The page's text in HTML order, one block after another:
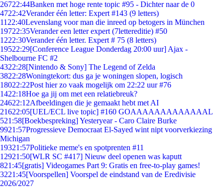
26722:44Banken met hoge rente topic #95 - Dichter naar de 0
4722:42Verander één letter: Expert #143 (9 letters)
11 22:40Levenslang voor man die inreed op betogers in München
19722:35Verander een letter expert (7lettereditie) #50
1222:30Verander één letter. Expert # 75 (8 letters)
19522:29[Conference League Donderdag 20:00 uur] Ajax -
Shelbourne FC #2
4322:28[Nintendo & Sony] The Legend of Zelda
3822:28Woningtekort: dus ga je woningen slopen, logisch
18022:22Post hier zo vaak mogelijk om 22:22 uur #76
1422:18Hoe ga jij om met een relatiebreuk?
24622:12Afbeeldingen die je gemaakt hebt met AI
21622:05[UEL/ECL live topic] #160 GOAAAAAAAAAAAAAL
521:58[Boekbespreking] Yesteryear - Caro Claire Burke
9921:57Progressieve Democraat El-Sayed wint nipt voorverkiezing
Michigan
19321:57Politieke meme's en spotprenten #11
12921:50[WLR SC #417] Nieuw deel openen was kaputt
821:45[gratis] Videogames Part 9: Gratis en free-to-play games!
3221:45[Voorspellen] Voorspel de eindstand van de Eredivisie
2026/2027